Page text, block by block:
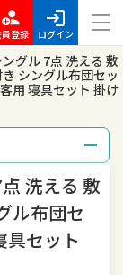
登録 ログイン
グル 7点 洗える 敷
シングル布団セッ
用 寝具セット 掛け
ッション
マタニティ
洗える 敷
ル布団セ
具セット